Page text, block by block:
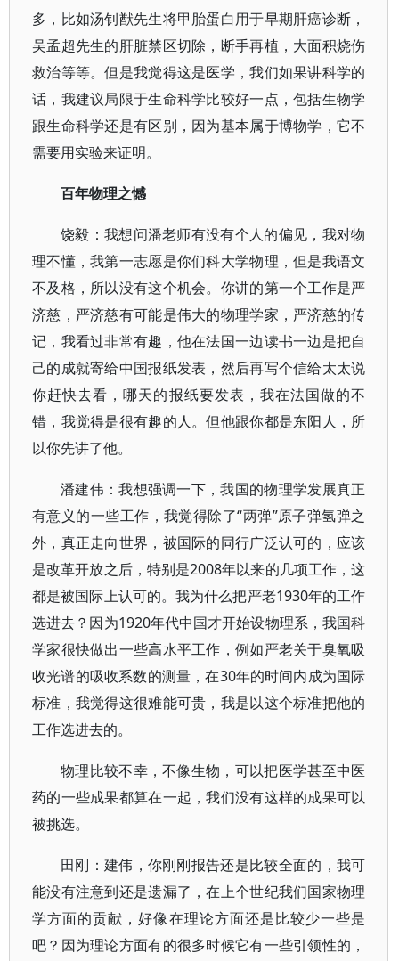
多，比如汤钊猷先生将甲胎蛋白用于早期肝癌诊断，
吴孟超先生的肝脏禁区切除，断手再植，大面积烧伤
救治等等。但是我觉得这是医学，我们如果讲科学的
话，我建议局限于生命科学比较好一点，包括生物学
跟生命科学还是有区别，因为基本属于博物学，它不
需要用实验来证明。
百年物理之憾
饶毅：我想问潘老师有没有个人的偏见，我对物
理不懂，我第一志愿是你们科大学物理，但是我语文
不及格，所以没有这个机会。你讲的第一个工作是严
济慈，严济慈有可能是伟大的物理学家，严济慈的传
记，我看过非常有趣，他在法国一边读书一边是把自
己的成就寄给中国报纸发表，然后再写个信给太太说
你赶快去看，哪天的报纸要发表，我在法国做的不
错，我觉得是很有趣的人。但他跟你都是东阳人，所
以你先讲了他。
潘建伟：我想强调一下，我国的物理学发展真正
有意义的一些工作，我觉得除了“两弹”原子弹氢弹之
外，真正走向世界，被国际的同行广泛认可的，应该
是改革开放之后，特别是2008年以来的几项工作，这
都是被国际上认可的。我为什么把严老1930年的工作
选进去？因为1920年代中国才开始设物理系，我国科
学家很快做出一些高水平工作，例如严老关于臭氧吸
收光谱的吸收系数的测量，在30年的时间内成为国际
标准，我觉得这很难能可贵，我是以这个标准把他的
工作选进去的。
物理比较不幸，不像生物，可以把医学甚至中医
药的一些成果都算在一起，我们没有这样的成果可以
被挑选。
田刚：建伟，你刚刚报告还是比较全面的，我可
能没有注意到还是遗漏了，在上个世纪我们国家物理
学方面的贡献，好像在理论方面还是比较少一些是
吧？因为理论方面有的很多时候它有一些引领性的，